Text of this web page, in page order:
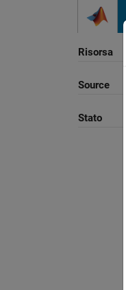
Risorsa
Source
Stato